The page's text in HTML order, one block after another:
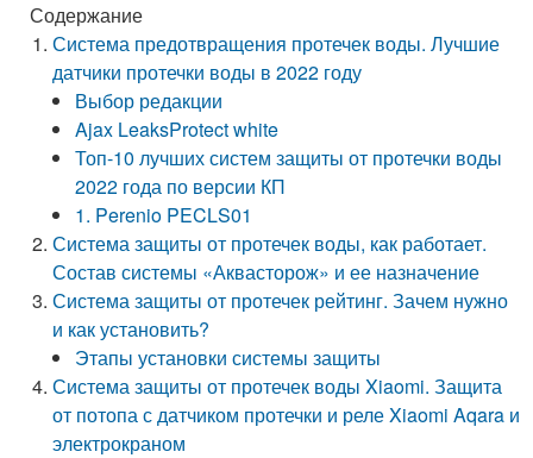
Содержание
Система предотвращения протечек воды. Лучшие
датчики протечки воды в 2022 году
Выбор редакции
Ajax LeaksProtect white
Топ-10 лучших систем защиты от протечки воды
2022 года по версии КП
1. Perenio PECLS01
Система защиты от протечек воды, как работает.
Состав системы «Аквасторож» и ее назначение
Система защиты от протечек рейтинг. Зачем нужно
и как установить?
Этапы установки системы защиты
Система защиты от протечек воды Xiaomi. Защита
от потопа с датчиком протечки и реле Xiaomi Aqara и
электрокраном